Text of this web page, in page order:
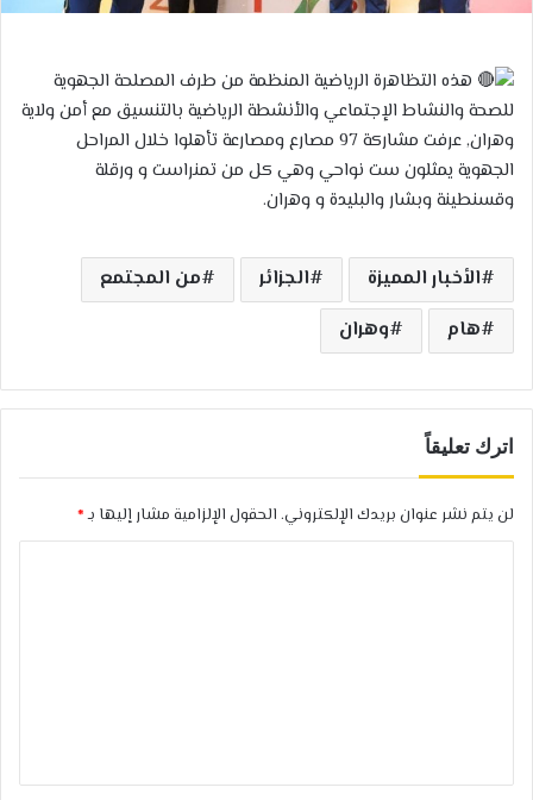
هذه التظاهرة الرياضية المنظمة من طرف المصلحة الجهوية
للصحة والنشاط الإجتماعي والأنشطة الرياضية بالتنسيق مع أمن ولاية
وهران, عرفت مشاركة 97 مصارع ومصارعة تأهلوا خلال المراحل
الجهوية يمثلون ست نواحي وهي كل من تمنراست و ورقلة
وقسنطينة وبشار والبليدة و وهران.
الأخبار المميزة الجزائر
من المجتمع
هام
وهران
اترك تعليقاً
لن يتم نشر عنوان بريدك الإلكتروني. الحقول الإلزامية مشار إليها بـ*